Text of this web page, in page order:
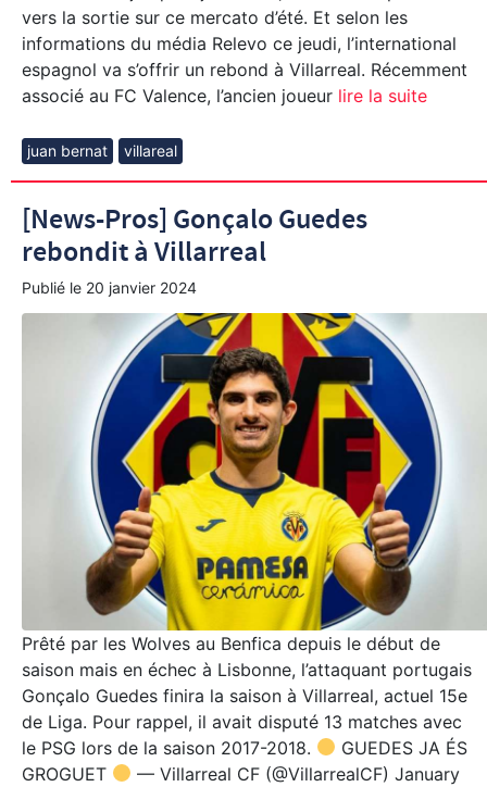
vers la sortie sur ce mercato d’été. Et selon les
informations du média Relevo ce jeudi, l’international
espagnol va s’offrir un rebond à Villarreal. Récemment
associé au FC Valence, l’ancien joueur lire la suite
juan bernat villareal
[News-Pros] Gonçalo Guedes
rebondit à Villarreal
Publié le 20 janvier 2024
Prêté par les Wolves au Benfica depuis le début de
saison mais en échec à Lisbonne, l’attaquant portugais
Gonçalo Guedes finira la saison à Villarreal, actuel 15e
de Liga. Pour rappel, il avait disputé 13 matches avec
le PSG lors de la saison 2017-2018.
GUEDES JA ÉS
GROGUET
— Villarreal CF (@VillarrealCF) January